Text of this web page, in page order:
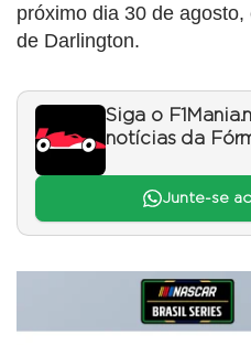
próximo dia 30 de
de Darlington.
Siga o
notícias da
Junte-se